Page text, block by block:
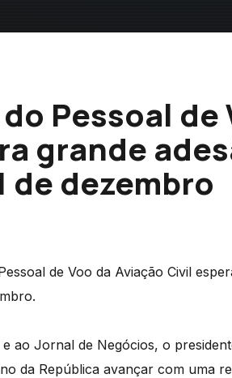
Pessoal de
grande
de dezembro
de Voo da Aviação Civil
e ao Jornal de Negócios, o
da República avançar com uma